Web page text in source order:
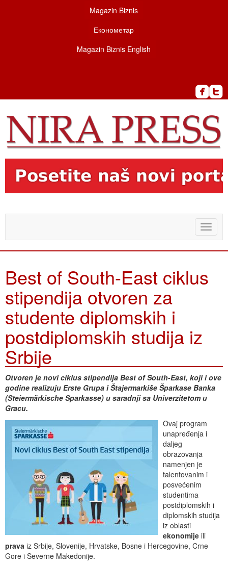
Magazin Biznis
Економетар
Magazin Biznis English
Toggle
Best of South-East ciklus
stipendija otvoren za
studente diplomskih i
postdiplomskih studija iz
Srbije
Otvoren je novi ciklus stipendija Best of South-East, ​koji i ove
godine realizuju Erste Grupa i Štajermarkiše Šparkase Banka
(Steiermärkische Sparkasse) u saradnji sa Univerzitetom u
Gracu.
Ovaj program
unapređenja i
daljeg
obrazovanja
namenjen je
talentovanim i
posvećenim
studentima
postdiplomskih i
diplomskih studija
iz oblasti
ekonomije ili
prava iz Srbije, Slovenije, Hrvatske, Bosne i Hercegovine, Crne
Gore i Severne Makedonije.